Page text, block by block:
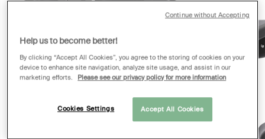
Help us to become better!
By clicking “Accept All Cookies”, you agree to the storing of cookies on your
device to enhance site navigation, analyze site usage, and assist in our
marketing efforts.
Please see our privacy policy for more information
Cookies Settings Accept All Cookies
Continue without Accepting